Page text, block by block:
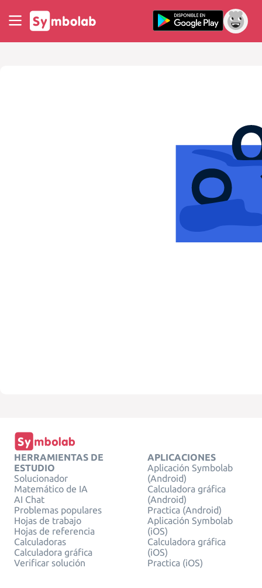
HERRAMIENTAS DE
ESTUDIO
Solucionador
Matemático de IA
AI Chat
Problemas populares
Hojas de trabajo
Hojas de referencia
Calculadoras
Calculadora gráfica
Verificar solución
APLICACIONES
Aplicación Symbolab
(Android)
Calculadora gráfica
(Android)
Practica (Android)
Aplicación Symbolab
(iOS)
Calculadora gráfica
(iOS)
Practica (iOS)